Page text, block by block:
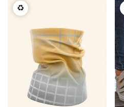
♻️